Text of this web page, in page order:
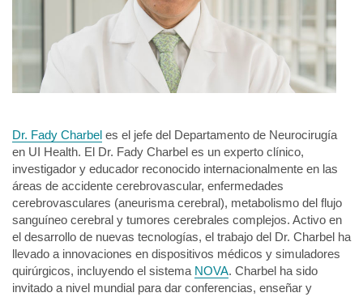
Dr. Fady Charbel es el jefe del Departamento de Neurocirugía
en UI Health. El Dr. Fady Charbel es un experto clínico,
investigador y educador reconocido internacionalmente en las
áreas de accidente cerebrovascular, enfermedades
cerebrovasculares (aneurisma cerebral), metabolismo del flujo
sanguíneo cerebral y tumores cerebrales complejos. Activo en
el desarrollo de nuevas tecnologías, el trabajo del Dr. Charbel ha
llevado a innovaciones en dispositivos médicos y simuladores
quirúrgicos, incluyendo el sistema NOVA. Charbel ha sido
invitado a nivel mundial para dar conferencias, enseñar y